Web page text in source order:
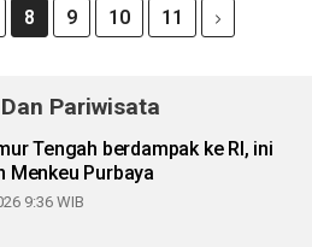
8 9 10 11
Pariwisata
Tengah berdampak ke RI, ini
Menkeu Purbaya
9:36 WIB